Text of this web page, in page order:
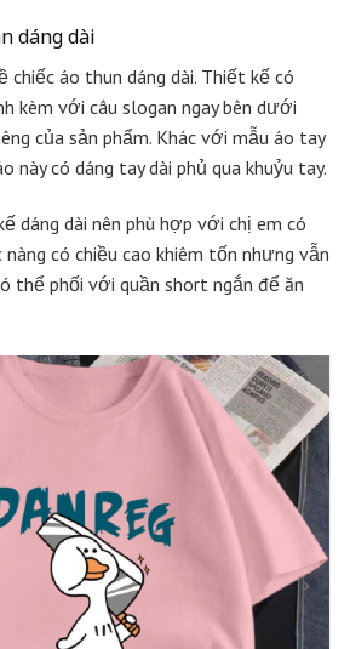
dáng dài
áo thun dáng dài. Thiết kế có
kèm với câu slogan ngay bên dưới
của sản phẩm. Khác với mẫu áo tay
này có dáng tay dài phủ qua khuỷu tay.
dáng dài nên phù hợp với chị em có
nàng có chiều cao khiêm tốn nhưng vẫn
thể phối với quần short ngắn để ăn